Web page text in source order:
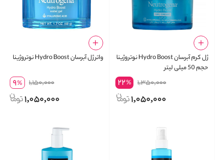
ژل کرم آبرسان Hydro Boost نوتروژینا
حجم 50 میلی لیتر
1,350,000
22%
1,050,000
واتر ژل آبرسان Hydro Boost نوتروژینا
1,150,000
9%
1,050,000